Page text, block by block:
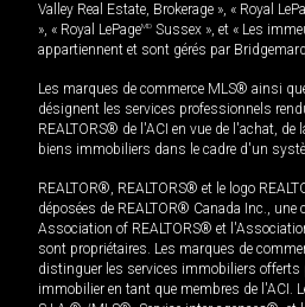
Valley Real Estate, Brokerage », « Royal
», « Royal LePageMD Sussex », et « Les
appartiennent et sont gérés par
Les marques de commerce MLS® ainsi
désignent les services professionnels
REALTORS® de l'ACI en vue de l'achat, de
biens immobiliers dans le cadre d'un
REALTOR®, REALTORS® et le logo
déposées de REALTOR® Canada Inc., une
Association of REALTORS® et
sont propriétaires. Les marques de
distinguer les services immobiliers offerts
immobilier en tant que membres de l'ACI.